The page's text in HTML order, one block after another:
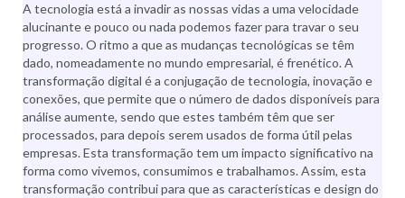
A tecnologia está a invadir as nossas vidas a uma velocidade
alucinante e pouco ou nada podemos fazer para travar o seu
progresso. O ritmo a que as mudanças tecnológicas se têm
dado, nomeadamente no mundo empresarial, é frenético. A
transformação digital é a conjugação de tecnologia, inovação e
conexões, que permite que o número de dados disponíveis para
análise aumente, sendo que estes também têm que ser
processados, para depois serem usados de forma útil pelas
empresas. Esta transformação tem um impacto significativo na
forma como vivemos, consumimos e trabalhamos. Assim, esta
transformação contribui para que as características e design do